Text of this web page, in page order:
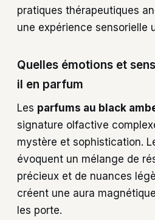
pratiques thérapeutiques
une expérience sensorielle
Quelles émotions et
il en parfum
Les parfums au black
signature olfactive
mystère et sophistication.
évoquent un mélange de
précieux et de nuances
créent une aura
les porte.